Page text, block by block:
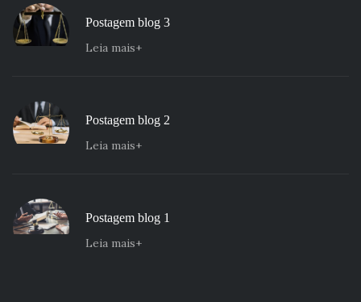
Postagem blog 3
Leia mais
Postagem blog 2
Leia mais
Postagem blog 1
Leia mais